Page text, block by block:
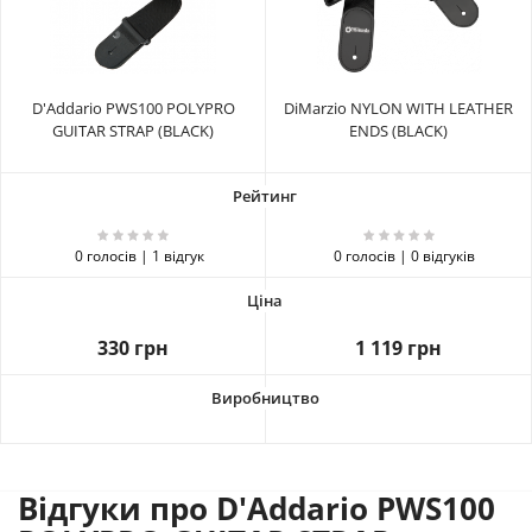
D'Addario PWS100 POLYPRO
GUITAR STRAP (BLACK)
DiMarzio NYLON WITH LEATHER
ENDS (BLACK)
0 голосів | 1 відгук 0 голосів | 0 відгуків
330 грн 1 119 грн
Відгуки про D'Addario PWS100